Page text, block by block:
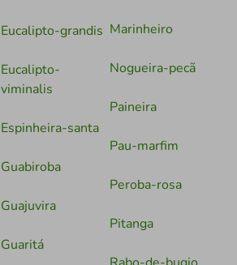
Eucalipto-grandis
Eucalipto-
viminalis
Espinheira-santa
Guabiroba
Guajuvira
Guaritá
Marinheiro
Nogueira-pecã
Paineira
Pau-marfim
Peroba-rosa
Pitanga